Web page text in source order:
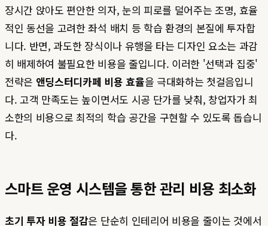
장시간 앉아도 편안한 의자, 눈의 피로를 덜어주는 조명, 효율
적인 동선을 고려한 좌석 배치 등 학습 환경의 본질에 투자합
니다. 반면, 과도한 장식이나 유행을 타는 디자인 요소는 과감
히 배제하여 불필요한 비용을 줄입니다. 이러한 '선택과 집중'
전략은 앤딩스터디카페 비용 효율을 극대화하는 첫걸음입니
다. 고객 만족도는 높이면서도 시공 단가를 낮춰, 창업자가 최
소한의 비용으로 최적의 학습 공간을 구현할 수 있도록 돕습니
다.
스마트 운영 시스템을 통한 관리 비용 최소화
초기 투자 비용 절감은 단순히 인테리어 비용을 줄이는 것에서